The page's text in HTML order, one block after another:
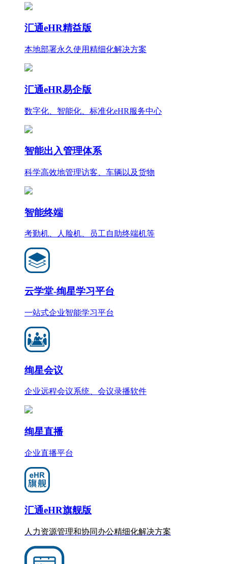
汇通eHR精益版
本地部署永久使用精细化解决方案
汇通eHR易企版
数字化、智能化、标准化eHR服务中心
智能出入管理体系
科学高效地管理访客、车辆以及货物
智能终端
考勤机、人脸机、员工自助终端机等
云学堂-绚星学习平台
一站式企业智能学习平台
绚星会议
企业远程会议系统、会议录播软件
绚星直播
企业直播平台
汇通eHR旗舰版
人力资源管理和协同办公精细化解决方案